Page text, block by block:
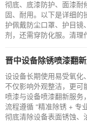
彻底、底漆防护、面漆耐
固、耐用。以下是详细
护佩戴防尘口罩、护目镜
剂，还需穿防化服。清理
晋中设备除锈喷漆翻
设设备长期使用易受氧化
不仅影响外观整洁，更
喷漆与设备喷漆翻新服
流程遵循 “精准除锈 + 专
彻底清除设备表面锈蚀、